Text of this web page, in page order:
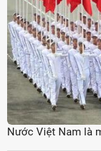
Nước Việt Nam là